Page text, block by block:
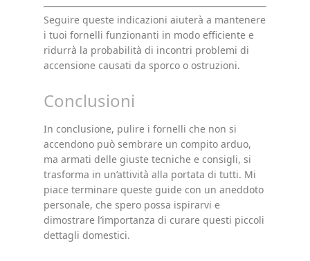
Seguire queste indicazioni aiuterà a mantenere
i tuoi fornelli funzionanti in modo efficiente e
ridurrà la probabilità di incontri problemi di
accensione causati da sporco o ostruzioni.
Conclusioni
In conclusione, pulire i fornelli che non si
accendono può sembrare un compito arduo,
ma armati delle giuste tecniche e consigli, si
trasforma in un’attività alla portata di tutti. Mi
piace terminare queste guide con un aneddoto
personale, che spero possa ispirarvi e
dimostrare l’importanza di curare questi piccoli
dettagli domestici.